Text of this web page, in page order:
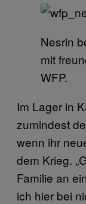
Nesrin
mit
WFP.
Im Lager in
zumindest
wenn ihr
dem Krieg.
Familie an
ich hier bei